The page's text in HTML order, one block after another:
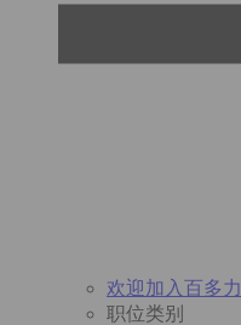
欢迎加入百多力
职位类别